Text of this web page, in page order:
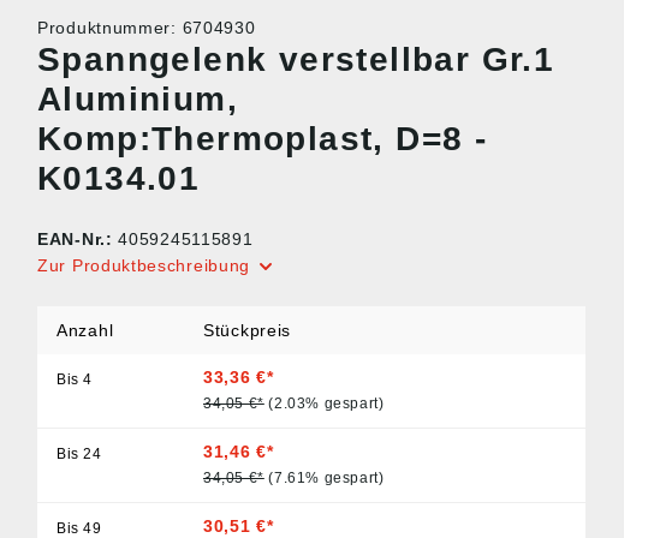
Produktnummer: 6704930
Spanngelenk verstellbar Gr.1
Aluminium,
Komp:Thermoplast, D=8 -
K0134.01
EAN-Nr.:4059245115891
Zur Produktbeschreibung
Anzahl Stückpreis
Bis4 33,36 €*
34,05 €* (2.03% gespart)
Bis24 31,46 €*
34,05 €* (7.61% gespart)
Bis49 30,51 €*